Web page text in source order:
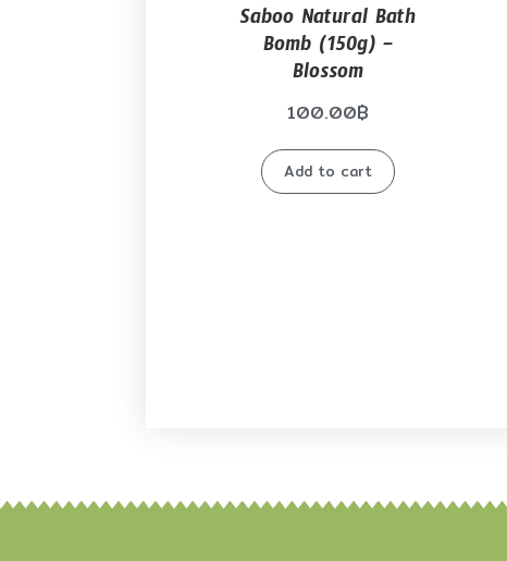
Saboo Natural Bath
Bomb (150g) –
Blossom
100.00฿
Add to cart